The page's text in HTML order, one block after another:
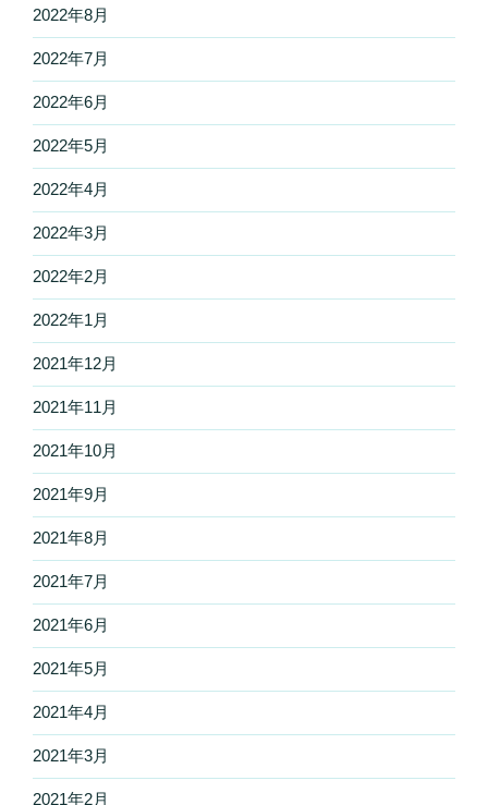
2022年8月
2022年7月
2022年6月
2022年5月
2022年4月
2022年3月
2022年2月
2022年1月
2021年12月
2021年11月
2021年10月
2021年9月
2021年8月
2021年7月
2021年6月
2021年5月
2021年4月
2021年3月
2021年2月